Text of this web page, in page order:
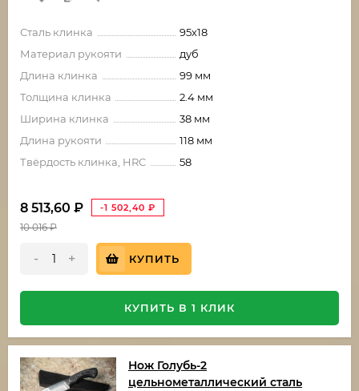
Сталь клинка
95х18
Материал рукояти
дуб
Длина клинка
99 мм
Толщина клинка
2.4 мм
Ширина клинка
38 мм
Длина рукояти
118 мм
Твёрдость клинка, HRC
58
8 513,60 ₽ -1 502,40 ₽
10 016₽
- + КУПИТЬ
КУПИТЬ В 1 КЛИК
Нож Голубь-2
цельнометаллический сталь